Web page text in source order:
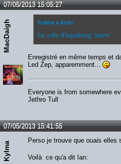
07/05/2013 15:05:27
MacDaigh Kylma a écrit:
Le solo d'aqualung :bave:
Enregistré en même temps et
Led Zep, apparemment...
Everyone is from somewhere
Jethro Tull
07/05/2013 15:41:55
Kylma
Perso je trouve que ouais elles
Voilà ce qu'a dit Ian: